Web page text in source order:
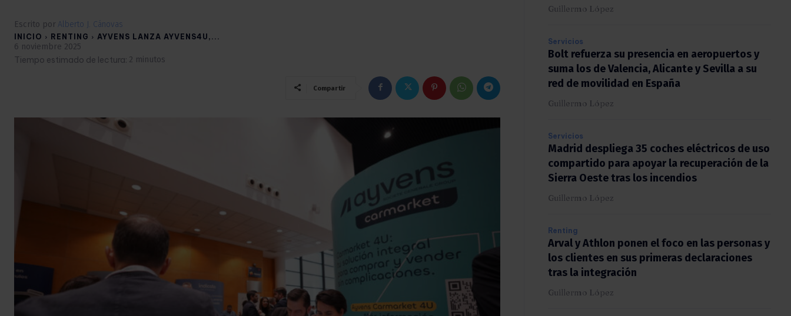
Escrito por Alberto J. Cánovas
INICIO RENTING AYVENS LANZA AYVENS4U,...
6 noviembre 2025
Tiempo estimado de lectura: 2 minutos
Compartir
Guillermo López
Servicios
Bolt refuerza su presencia en aeropuertos y
suma los de Valencia, Alicante y Sevilla a su
red de movilidad en España
Guillermo López
Servicios
Madrid despliega 35 coches eléctricos de
uso compartido para apoyar la recuperación
de la Sierra Oeste tras los incendios
Guillermo López
Renting
Arval y Athlon ponen el foco en las personas
y los clientes en sus primeras declaraciones
tras la integración
Guillermo López